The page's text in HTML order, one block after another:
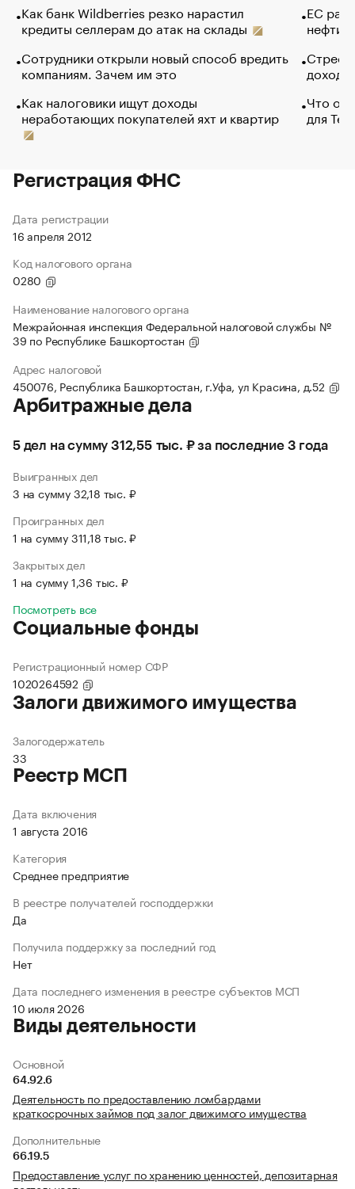
Как банк Wildberries резко нарастил
кредиты селлерам до атак на склады
Сотрудники открыли новый способ вредить
компаниям. Зачем им это
Как налоговики ищут доходы
неработающих покупателей яхт и квартир
ЕС
нефти
Что
для
Регистрация ФНС
Дата регистрации
16 апреля 2012
Код налогового органа
0280
Наименование налогового органа
Межрайонная инспекция Федеральной налоговой службы №
39 по Республике Башкортостан
Адрес налоговой
450076, Республика Башкортостан, г.Уфа, ул Красина, д.52
Арбитражные дела
5 дел на сумму 312,55 тыс. ₽ за последние 3 года
Выигранных дел
3 на сумму 32,18 тыс. ₽
Проигранных дел
1 на сумму 311,18 тыс. ₽
Закрытых дел
1 на сумму 1,36 тыс. ₽
Посмотреть все
Социальные фонды
Регистрационный номер СФР
1020264592
Залоги движимого имущества
Залогодержатель
33
Реестр МСП
Дата включения
1 августа 2016
Категория
Среднее предприятие
В реестре получателей господдержки
Да
Получила поддержку за последний год
Нет
Дата последнего изменения в реестре субъектов МСП
10 июля 2026
Виды деятельности
Основной
64.92.6
Деятельность по предоставлению ломбардами
краткосрочных займов под залог движимого имущества
Дополнительные
66.19.5
Предоставление услуг по хранению ценностей, депозитарная